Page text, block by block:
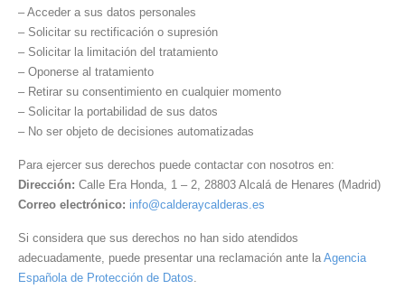
– Acceder a sus datos personales
– Solicitar su rectificación o supresión
– Solicitar la limitación del tratamiento
– Oponerse al tratamiento
– Retirar su consentimiento en cualquier momento
– Solicitar la portabilidad de sus datos
– No ser objeto de decisiones automatizadas
Para ejercer sus derechos puede contactar con nosotros en:
Dirección: Calle Era Honda, 1 – 2, 28803 Alcalá de Henares (Madrid)
Correo electrónico: info@calderaycalderas.es
Si considera que sus derechos no han sido atendidos
adecuadamente, puede presentar una reclamación ante la Agencia
Española de Protección de Datos.